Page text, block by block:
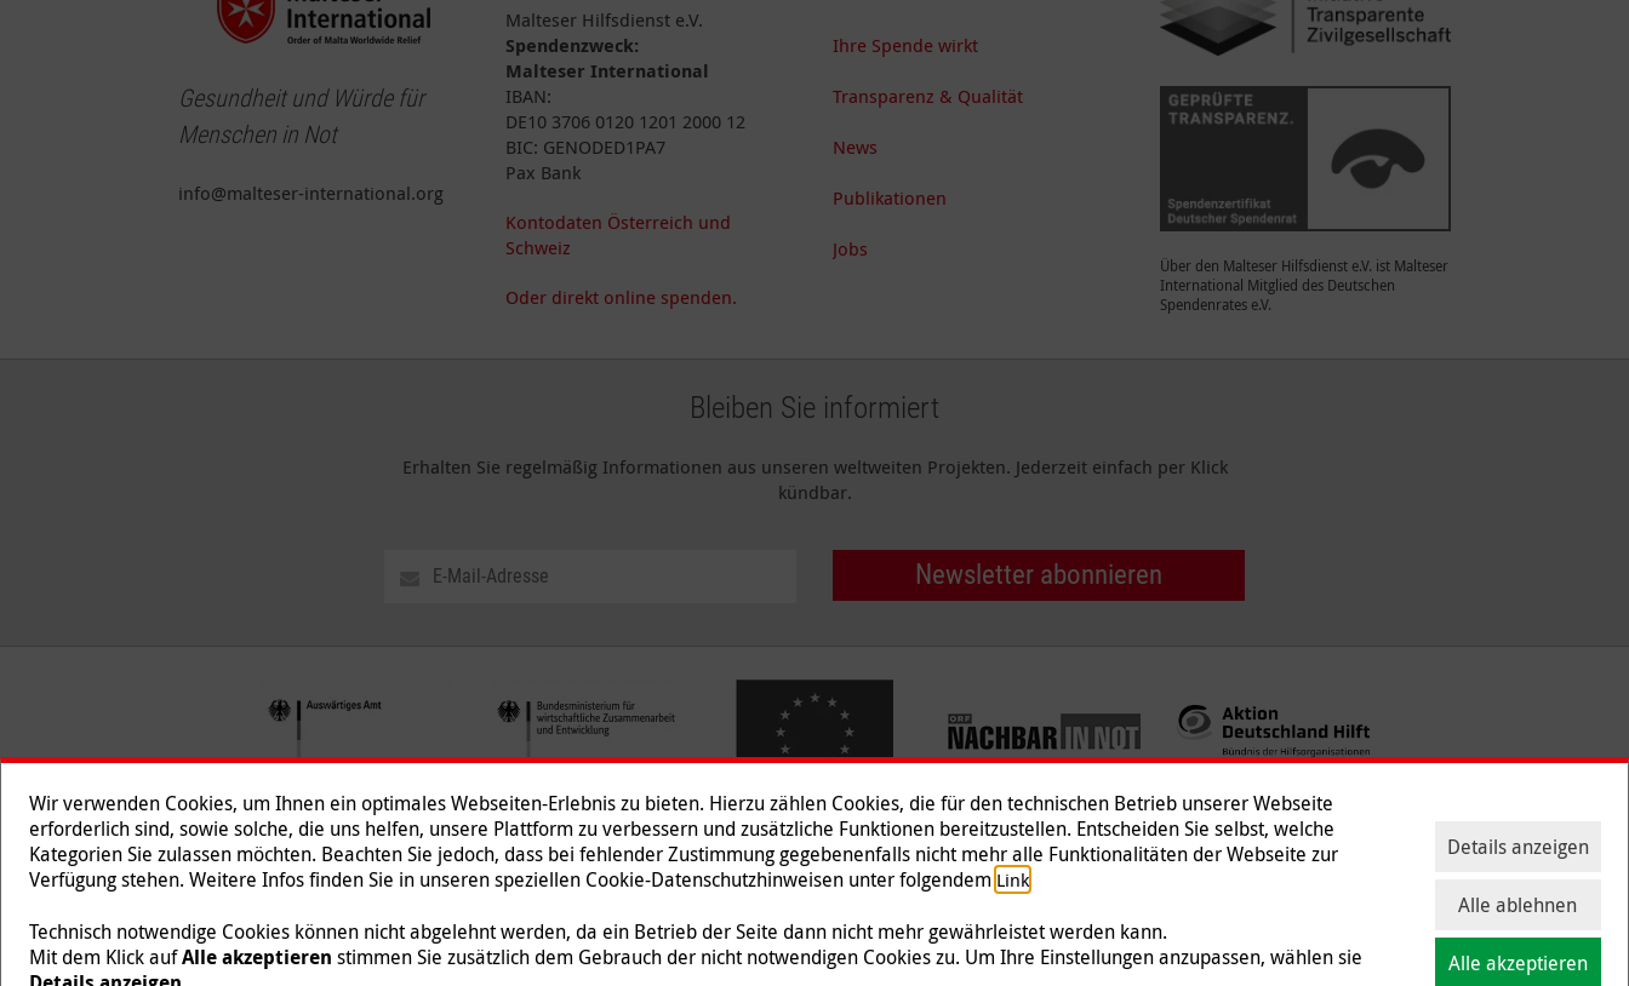
Gesundheit und Würde für
Menschen in Not
info@malteser-international.org
Malteser Hilfsdienst e.V.
Spendenzweck:
Malteser International
IBAN:
DE10 3706 0120 1201 2000 12
BIC: GENODED1PA7
Pax Bank
Kontodaten Österreich und
Schweiz
Oder direkt online spenden.
Ihre Spende wirkt
Transparenz & Qualität
News
Publikationen
Jobs
Über den Malteser Hilfsdienst e.V. ist Malteser
International Mitglied des Deutschen
Spendenrates e.V.
Bleiben Sie informiert
Erhalten Sie regelmäßig Informationen aus unseren weltweiten Projekten. Jederzeit einfach per Klick
kündbar.
Newsletter abonnieren
Folgen Sie uns
Impressum | Datenschutz | Kontakt | Presse
© 2026 Malteser International
Malteser International ist eine Organisationseinheit des Malteser Hilfsdienst e.V., der als gemeinnützige Organisation von der Körperschafts- und Gewerbesteuer befreit ist (Steuernummer
218/5990/0018).
Wir verwenden Cookies, um Ihnen ein optimales Webseiten-Erlebnis zu bieten. Hierzu zählen Cookies, die für den technischen Betrieb unserer Webseite
erforderlich sind, sowie solche, die uns helfen, unsere Plattform zu verbessern und zusätzliche Funktionen bereitzustellen. Entscheiden Sie selbst, welche
Kategorien Sie zulassen möchten. Beachten Sie jedoch, dass bei fehlender Zustimmung gegebenenfalls nicht mehr alle Funktionalitäten der Webseite zur
Verfügung stehen. Weitere Infos finden Sie in unseren speziellen Cookie-Datenschutzhinweisen unter folgendem Link.
Technisch notwendige Cookies können nicht abgelehnt werden, da ein Betrieb der Seite dann nicht mehr gewährleistet werden kann.
Mit dem Klick aufAlle akzeptieren stimmen Sie zusätzlich dem Gebrauch der nicht notwendigen Cookies zu. Um Ihre Einstellungen anzupassen, wählen sie
Alle ablehnen
Alle akzeptieren
Details anzeigen